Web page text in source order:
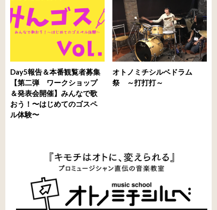
Day5報告＆本番観覧者募集
【第二弾 ワークショップ
＆発表会開催】みんなで歌
おう！〜はじめてのゴスペ
ル体験〜
オトノミチシルベドラム
祭 ～打打打～